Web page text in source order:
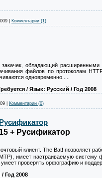
Комментарии (1)
закачек, обладающий
файлов по протоколам
одновременно
/ Язык: Русский / Год 2008
Комментарии (0)
+ Русификатор
клиент. The Bat! позволяет
имеет настраиваемую систему
проверять орфографию и
Год 2008